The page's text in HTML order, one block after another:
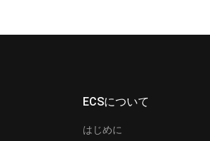
ECSについて
はじめに